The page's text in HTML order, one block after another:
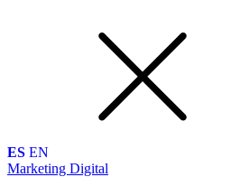
ES EN
Marketing Digital